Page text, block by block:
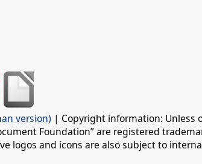
version) | Copyright information: Unless
Foundation” are registered
logos and icons are also subject to